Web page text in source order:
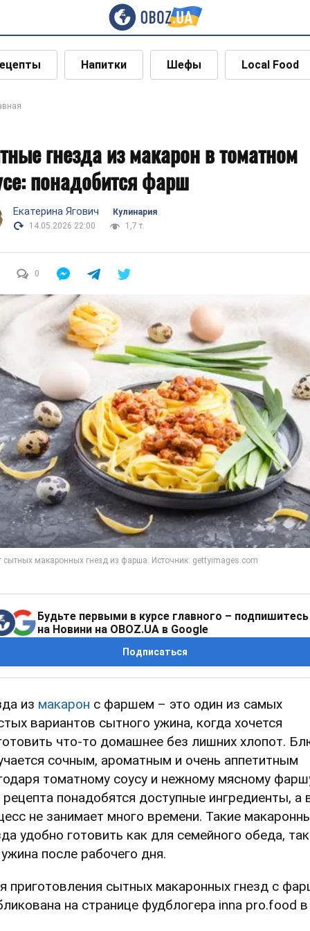
Напитки Шефы Local Food
гнезда из макарон в томатном
понадобится фарш
Екатерина Ягович
Кулинария
14.05.2026 22:00
1,7 т.
0
Будьте первыми в курсе главного – подпишитесь
на Новини на OBOZ.UA в Google
Подписаться
из макарон с фаршем – это один из самых
вариантов сытного ужина, когда хочется
что-то домашнее без лишних хлопот.
сочным, ароматным и очень аппетитным
томатному соусу и нежному мясному
понадобятся доступные ингредиенты, а
не занимает много времени. Такие
удобно готовить как для семейного обеда,
после рабочего дня.
приготовления сытных макаронных гнезд с
на странице фудблогера inna pro.food в